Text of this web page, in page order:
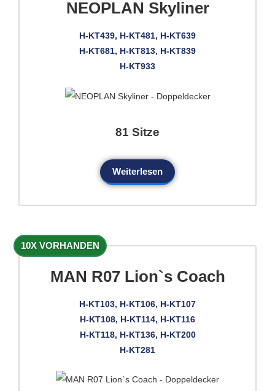
NEOPLAN Skyliner
H-KT439, H-KT481, H-KT639
H-KT681, H-KT813, H-KT839
H-KT933
81 Sitze
Weiterlesen
10X VORHANDEN
MAN R07 Lion`s Coach
H-KT103, H-KT106, H-KT107
H-KT108, H-KT114, H-KT116
H-KT118, H-KT136, H-KT200
H-KT281